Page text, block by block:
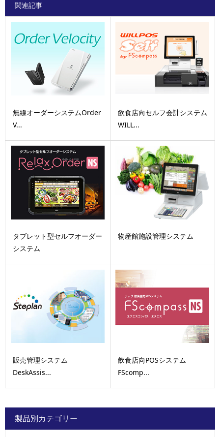
関連記事
無線オーダーシステムOrder
V...
飲食店向セルフ会計システム
WILL...
タブレット型セルフオーダー
システム
物産館施設管理システム
販売管理システム
DeskAssis...
飲食店向POSシステム
FScomp...
製品別カテゴリー